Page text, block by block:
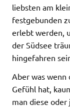
liebsten am
festgebunden
erlebt werden,
der Südsee
hingefahren
Aber was wenn
Gefühl hat,
man diese